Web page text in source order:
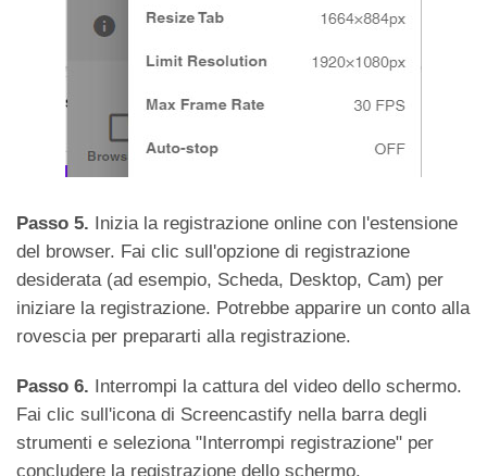
Passo 5. Inizia la registrazione online con l'estensione
del browser. Fai clic sull'opzione di registrazione
desiderata (ad esempio, Scheda, Desktop, Cam) per
iniziare la registrazione. Potrebbe apparire un conto alla
rovescia per prepararti alla registrazione.
Passo 6. Interrompi la cattura del video dello schermo.
Fai clic sull'icona di Screencastify nella barra degli
strumenti e seleziona "Interrompi registrazione" per
concludere la registrazione dello schermo.